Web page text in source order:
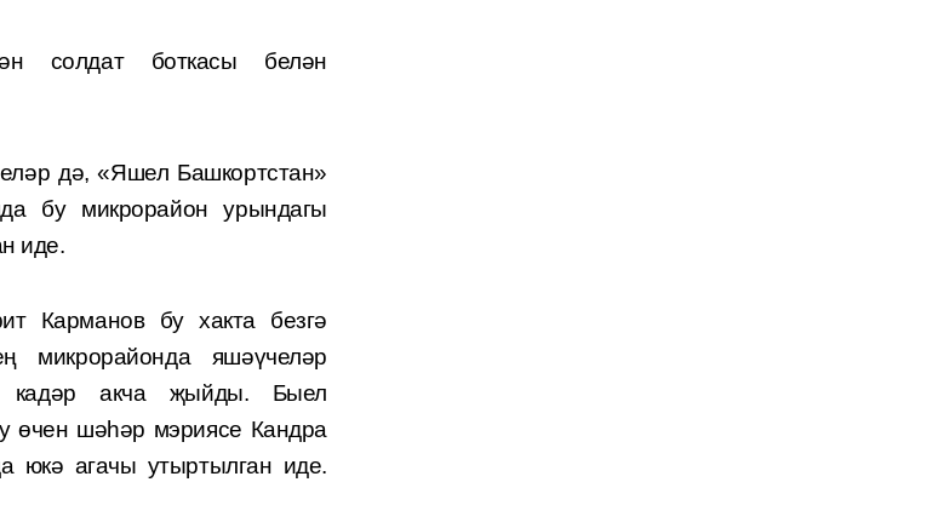
солдат боткасы белән
дә, «Яшел Башкортстан»
бу микрорайон урындагы
иде.
Карманов бу хакта безгә
микрорайонда яшәүчеләр
кадәр акча җыйды. Быел
өчен шәһәр мэриясе Кандра
юкә агачы утыртылган иде.